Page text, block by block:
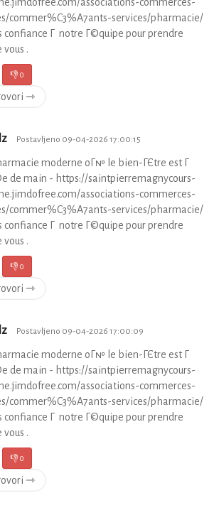
associations-commerces-
commer%C3%A7ants-services/pharmacie/
confiance Г notre Г©quipe pour prendre
vous .
👎0
⇾
Postavljeno 09-04-2026 17:00:15
moderne oГ№ le bien-ГЄtre est Г
de main - https://saintpierremagnycours-
associations-commerces-
commer%C3%A7ants-services/pharmacie/
confiance Г notre Г©quipe pour prendre
vous .
👎0
⇾
Postavljeno 09-04-2026 17:00:09
moderne oГ№ le bien-ГЄtre est Г
de main - https://saintpierremagnycours-
associations-commerces-
commer%C3%A7ants-services/pharmacie/
confiance Г notre Г©quipe pour prendre
vous .
👎0
⇾